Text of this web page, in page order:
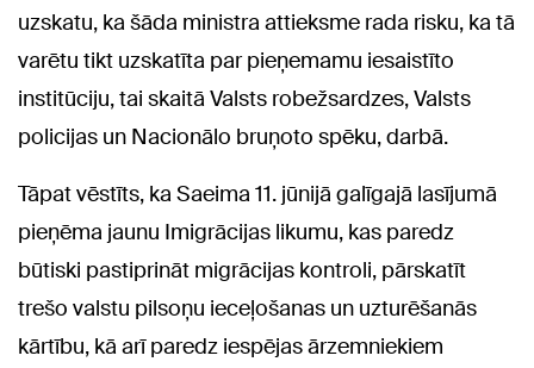
uzskatu, ka šāda ministra attieksme rada risku, ka tā
varētu tikt uzskatīta par pieņemamu iesaistīto
institūciju, tai skaitā Valsts robežsardzes, Valsts
policijas un Nacionālo bruņoto spēku, darbā.
Tāpat vēstīts, ka Saeima 11. jūnijā galīgajā lasījumā
pieņēma jaunu Imigrācijas likumu, kas paredz
būtiski pastiprināt migrācijas kontroli, pārskatīt
trešo valstu pilsoņu ieceļošanas un uzturēšanās
kārtību, kā arī paredz iespējas ārzemniekiem